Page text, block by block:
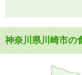
神奈川県川崎市の